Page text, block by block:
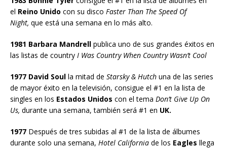
el Reino Unido con su disco Faster Than The Speed Of
Night, que está una semana en lo más alto.
1981 Barbara Mandrell publica uno de sus grandes éxitos en
las listas de country I Was Country When Country Wasn’t Cool
1977 David Soul la mitad de Starsky & Hutch una de las series
de mayor éxito en la televisión, consigue el #1 en la lista de
singles en los Estados Unidos con el tema Don’t Give Up On
Us, durante una semana, también será #1 en UK.
1977 Después de tres subidas al #1 de la lista de álbumes
durante solo una semana, Hotel California de los Eagles llega